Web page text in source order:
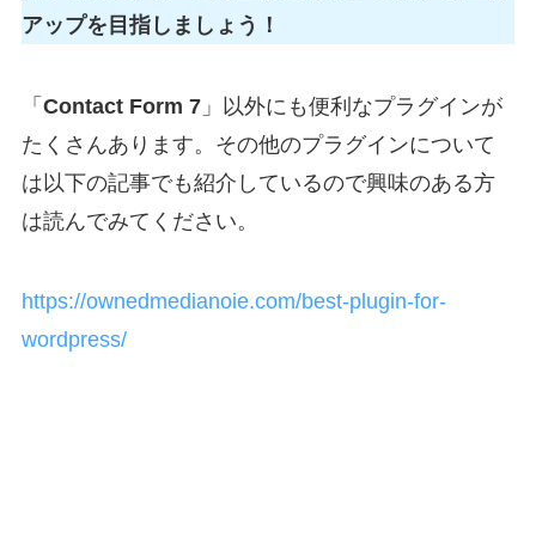
アップを目指しましょう！
「 Contact Form 7」以外にも便利なプラグインが
たくさんあります。その他のプラグインについて
は以下の記事でも紹介しているので興味のある方
は読んでみてください。
https://ownedmedianoie.com/best-plugin-for-
wordpress/